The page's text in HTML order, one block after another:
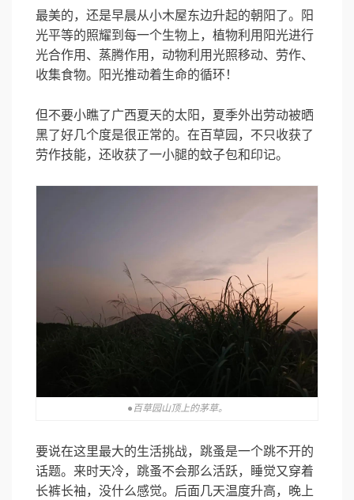
最美的，还是早晨从小木屋东边升起的朝阳了。阳
光平等的照耀到每一个生物上，植物利用阳光进行
光合作用、蒸腾作用，动物利用光照移动、劳作、
收集食物。阳光推动着生命的循环！
但不要小瞧了广西夏天的太阳，夏季外出劳动被晒
黑了好几个度是很正常的。在百草园，不只收获了
劳作技能，还收获了一小腿的蚊子包和印记。
●百草园山顶上的茅草。
要说在这里最大的生活挑战，跳蚤是一个跳不开的
话题。来时天冷，跳蚤不会那么活跃，睡觉又穿着
长裤长袖，没什么感觉。后面几天温度升高，晚上